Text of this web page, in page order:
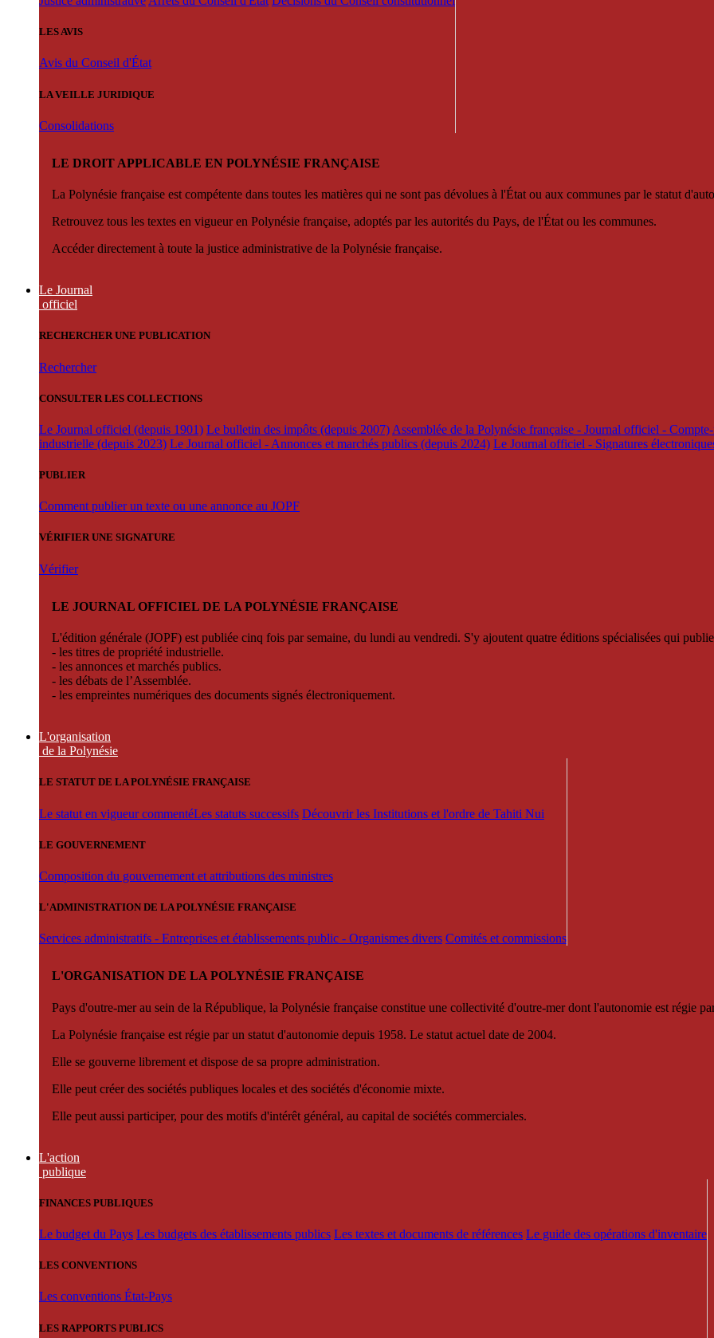
LES AVIS
Avis du Conseil d'État
LA VEILLE JURIDIQUE
Consolidations
LE DROIT APPLICABLE EN POLYNÉSIE FRANÇAISE
La Polynésie française est compétente dans toutes les matières qui ne sont pas dévolues à l'État ou aux communes par le statut
Retrouvez tous les textes en vigueur en Polynésie française, adoptés par les autorités du Pays, de l'État ou les communes.
Accéder directement à toute la justice administrative de la Polynésie française.
Le Journal
officiel
RECHERCHER UNE PUBLICATION
Rechercher
CONSULTER LES COLLECTIONS
Le Journal officiel (depuis 1901) Le bulletin des impôts (depuis 2007) Assemblée de la Polynésie française - Journal officiel -
industrielle (depuis 2023) Le Journal officiel - Annonces et marchés publics (depuis 2024) Le Journal officiel - Signatures
PUBLIER
Comment publier un texte ou une annonce au JOPF
VÉRIFIER UNE SIGNATURE
Vérifier
LE JOURNAL OFFICIEL DE LA POLYNÉSIE FRANÇAISE
L'édition générale (JOPF) est publiée cinq fois par semaine, du lundi au vendredi. S'y ajoutent quatre éditions spécialisées qui
- les titres de propriété industrielle.
- les annonces et marchés publics.
- les débats de l’Assemblée.
- les empreintes numériques des documents signés électroniquement.
L'organisation
de la Polynésie
LE STATUT DE LA POLYNÉSIE FRANÇAISE
Le statut en vigueur commentéLes statuts successifs Découvrir les Institutions et l'ordre de Tahiti Nui
LE GOUVERNEMENT
Composition du gouvernement et attributions des ministres
L'ADMINISTRATION DE LA POLYNÉSIE FRANÇAISE
Services administratifs - Entreprises et établissements public - Organismes divers Comités et commissions
L'ORGANISATION DE LA POLYNÉSIE FRANÇAISE
Pays d'outre-mer au sein de la République, la Polynésie française constitue une collectivité d'outre-mer dont l'autonomie est régie
La Polynésie française est régie par un statut d'autonomie depuis 1958. Le statut actuel date de 2004.
Elle se gouverne librement et dispose de sa propre administration.
Elle peut créer des sociétés publiques locales et des sociétés d'économie mixte.
Elle peut aussi participer, pour des motifs d'intérêt général, au capital de sociétés commerciales.
L'action
publique
FINANCES PUBLIQUES
Le budget du Pays Les budgets des établissements publics Les textes et documents de références Le guide des opérations d'inventaire
LES CONVENTIONS
Les conventions État-Pays
LES RAPPORTS PUBLICS